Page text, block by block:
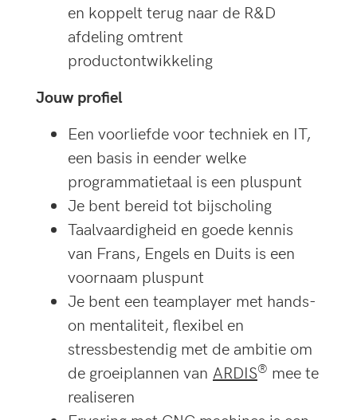
en koppelt terug naar de R&D
afdeling omtrent
productontwikkeling
Jouw profiel
Een voorliefde voor techniek en IT,
een basis in eender welke
programmatietaal is een pluspunt
Je bent bereid tot bijscholing
Taalvaardigheid en goede kennis
van Frans, Engels en Duits is een
voornaam pluspunt
Je bent een teamplayer met hands-
on mentaliteit, flexibel en
stressbestendig met de ambitie om
de groeiplannen van ARDIS® mee te
realiseren